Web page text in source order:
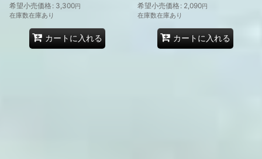
希望小売価格 : 3,300円
在庫数在庫あり
カートに入れる
希望小売価格 : 2,090円
在庫数在庫あり
カートに入れる